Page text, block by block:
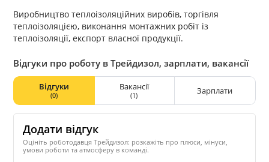
Виробництво теплоізоляційних виробів, торгівля
теплоізоляцією, виконання монтажних робіт із
теплоізоляції, експорт власної продукції.
Відгуки про роботу в Трейдизол, зарплати, вакансії
Відгуки
(0)
Вакансії
(1) Зарплати
Додати відгук
Оцініть роботодавця Трейдизол: розкажіть про плюси, мінуси,
умови роботи та атмосферу в команді.